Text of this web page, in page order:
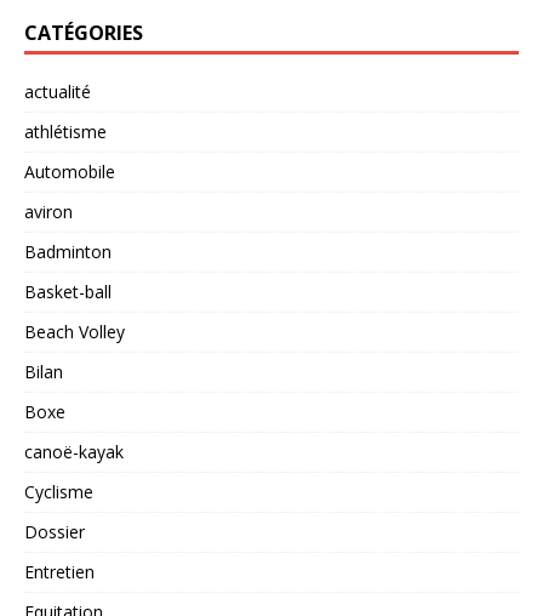
CATÉGORIES
actualité
athlétisme
Automobile
aviron
Badminton
Basket-ball
Beach Volley
Bilan
Boxe
canoë-kayak
Cyclisme
Dossier
Entretien